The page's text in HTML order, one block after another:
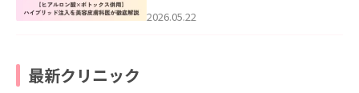
た。
2026.05.22
最新クリニック